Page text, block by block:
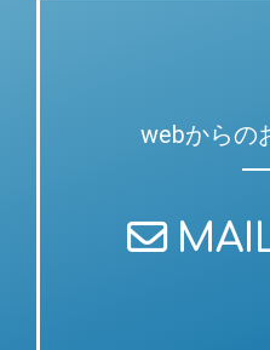
webからの